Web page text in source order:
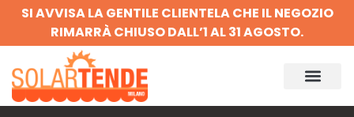
SI AVVISA LA GENTILE CLIENTELA CHE IL NEGOZIO
RIMARRÀ CHIUSO DALL’1 AL 31 AGOSTO.